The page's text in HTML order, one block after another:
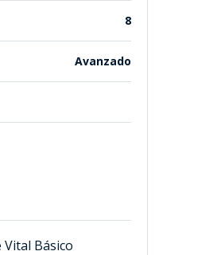
8
Avanzado
Básico